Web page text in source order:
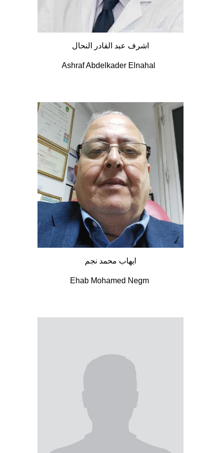
اشرف عبد القادر النحال
Ashraf Abdelkader Elnahal
ايهاب محمد نجم
Ehab Mohamed Negm